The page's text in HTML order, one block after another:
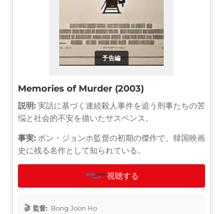
予告編
Memories of Murder (2003)
説明: 実話に基づく連続殺人事件を追う刑事たちの苦
悩と社会的不安を描いたサスペンス。
事実: ボン・ジョンホ監督の初期の傑作で、韓国映画
史に残る名作として知られている。
視聴する
監督: Bong Joon Ho